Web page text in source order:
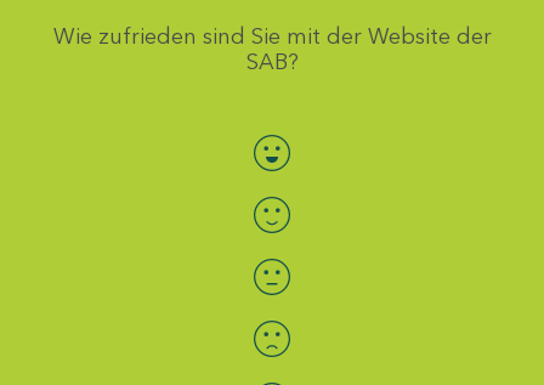
Wie zufrieden sind Sie mit der Website der
SAB?
Bewertung auswählen